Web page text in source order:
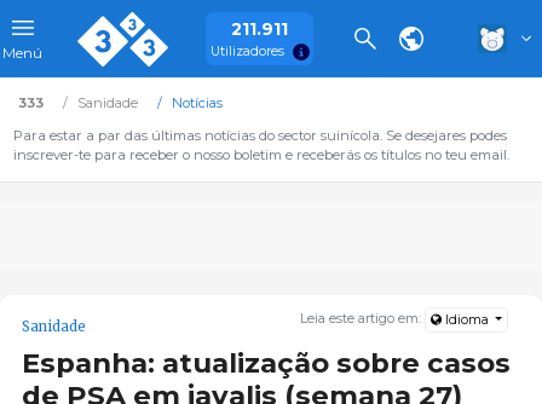
Menú
211.911
Utilizadores
333 Sanidade
Notícias
Para estar a par das últimas notícias do sector suinícola. Se desejares podes
inscrever-te para receber o nosso boletim e receberás os títulos no teu email.
Leia este artigo em: Idioma
Sanidade
Espanha: atualização sobre casos
de PSA em javalis (semana 27)